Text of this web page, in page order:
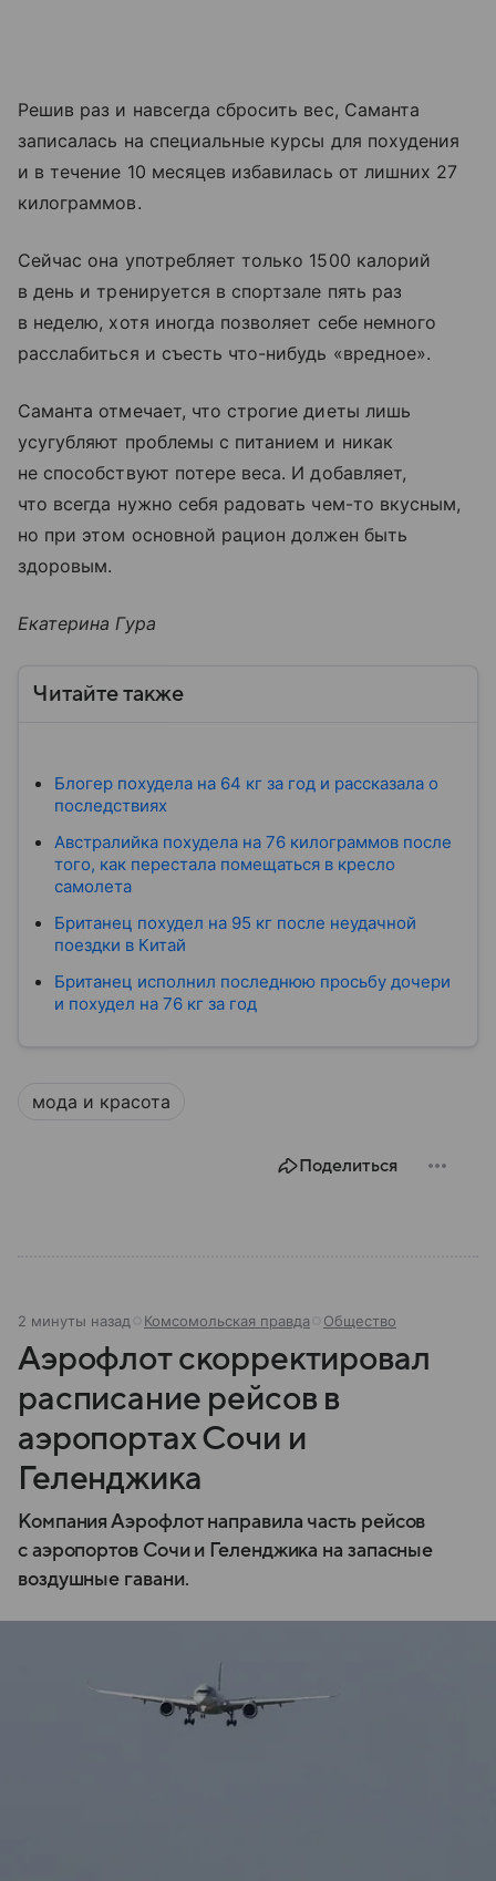
Решив раз и навсегда сбросить вес, Саманта
записалась на специальные курсы для похудения
и в течение 10 месяцев избавилась от лишних 27
килограммов.
Сейчас она употребляет только 1500 калорий
в день и тренируется в спортзале пять раз
в неделю, хотя иногда позволяет себе немного
расслабиться и съесть что-нибудь «вредное».
Саманта отмечает, что строгие диеты лишь
усугубляют проблемы с питанием и никак
не способствуют потере веса. И добавляет,
что всегда нужно себя радовать чем-то вкусным,
но при этом основной рацион должен быть
здоровым.
Екатерина Гура
Читайте также
Блогер похудела на 64 кг за год и рассказала о
последствиях
Австралийка похудела на 76 килограммов после
того, как перестала помещаться в кресло
самолета
Британец похудел на 95 кг после неудачной
поездки в Китай
Британец исполнил последнюю просьбу дочери
и похудел на 76 кг за год
мода и красота
Поделиться
2 минуты назад Комсомольская правда Общество
Аэрофлот скорректировал
расписание рейсов в
аэропортах Сочи и
Геленджика
Компания Аэрофлот направила часть рейсов
с аэропортов Сочи и Геленджика на запасные
воздушные гавани.